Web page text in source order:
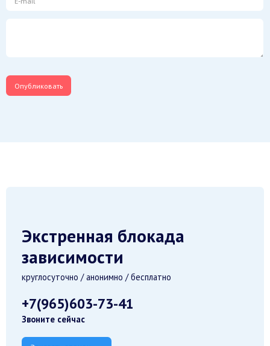
Экстренная блокада
зависимости
круглосуточно / анонимно / бесплатно
+7(965)603-73-41
Звоните сейчас